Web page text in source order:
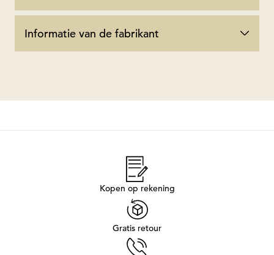
Informatie van de fabrikant
Kopen op rekening
Gratis retour